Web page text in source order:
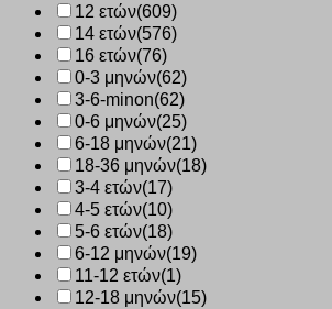
12 ετών(609)
14 ετών(576)
16 ετών(76)
0-3 μηνών(62)
3-6-minon(62)
0-6 μηνών(25)
6-18 μηνών(21)
18-36 μηνών(18)
3-4 ετών(17)
4-5 ετών(10)
5-6 ετών(18)
6-12 μηνών(19)
11-12 ετών(1)
12-18 μηνών(15)